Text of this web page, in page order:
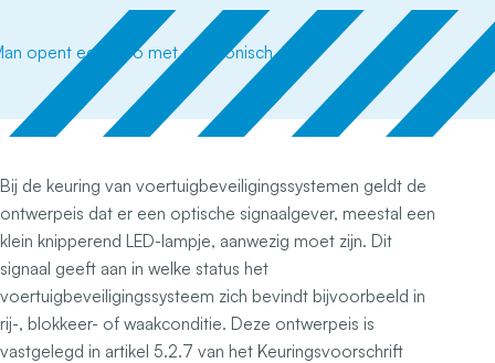
Bij de keuring van voertuigbeveiligingssystemen geldt de
ontwerpeis dat er een optische signaalgever, meestal een
klein knipperend LED-lampje, aanwezig moet zijn. Dit
signaal geeft aan in welke status het
voertuigbeveiligingssysteem zich bevindt bijvoorbeeld in
rij-, blokkeer- of waakconditie. Deze ontwerpeis is
vastgelegd in artikel 5.2.7 van het Keuringsvoorschrift